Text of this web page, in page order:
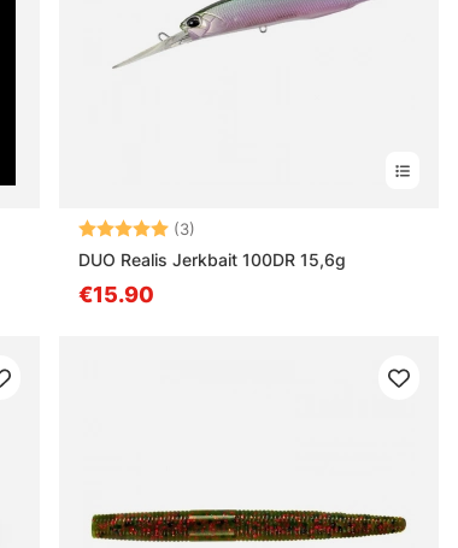
Beoordeling:(3)
DUO Realis Jerkbait 100DR 15,6g
€15.90